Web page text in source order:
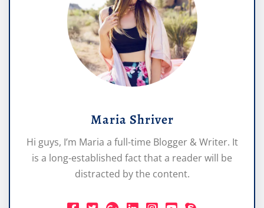
Maria Shriver
Hi guys, I’m Maria a full-time Blogger & Writer. It
is a long-established fact that a reader will be
distracted by the content.